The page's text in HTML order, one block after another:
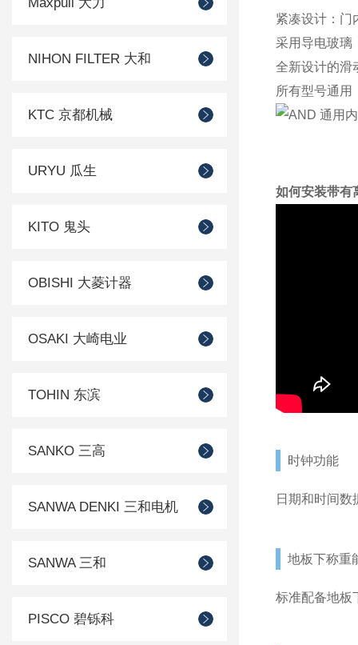
NIHON FILTER 大和
KTC 京都机械
URYU 瓜生
KITO 鬼头
OBISHI 大菱计器
OSAKI 大崎电业
TOHIN 东滨
SANKO 三高
SANWA DENKI 三和电机
SANWA 三和
PISCO 碧铄科
紧凑设计：门
采用导电玻璃
全新设计的滑
所有型号通用
如何安装带有
时钟功能
日期和时间数
地板下称重
标准配备地板